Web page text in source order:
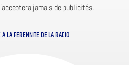
jamais de publicités.
LA PÉRENNITÉ DE LA RADIO